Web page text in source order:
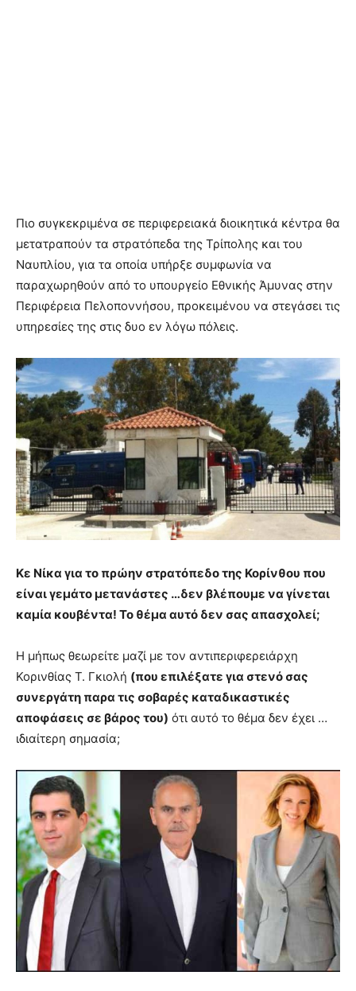
Πιο συγκεκριμένα σε περιφερειακά διοικητικά κέντρα θα
μετατραπούν τα στρατόπεδα της Τρίπολης και του
Ναυπλίου, για τα οποία υπήρξε συμφωνία να
παραχωρηθούν από το υπουργείο Εθνικής Άμυνας στην
Περιφέρεια Πελοποννήσου, προκειμένου να στεγάσει τις
υπηρεσίες της στις δυο εν λόγω πόλεις.
Κε Νίκα για το πρώην στρατόπεδο της Κορίνθου που
είναι γεμάτο μετανάστες …δεν βλέπουμε να γίνεται
καμία κουβέντα! Το θέμα αυτό δεν σας απασχολεί;
Η μήπως θεωρείτε μαζί με τον αντιπεριφερειάρχη
Κορινθίας Τ. Γκιολή (που επιλέξατε για στενό σας
συνεργάτη παρα τις σοβαρές καταδικαστικές
αποφάσεις σε βάρος του) ότι αυτό το θέμα δεν έχει …
ιδιαίτερη σημασία;